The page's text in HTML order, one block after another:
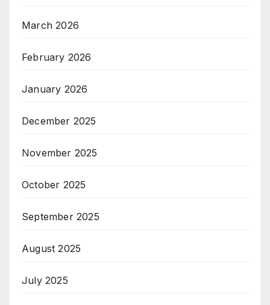
March 2026
February 2026
January 2026
December 2025
November 2025
October 2025
September 2025
August 2025
July 2025